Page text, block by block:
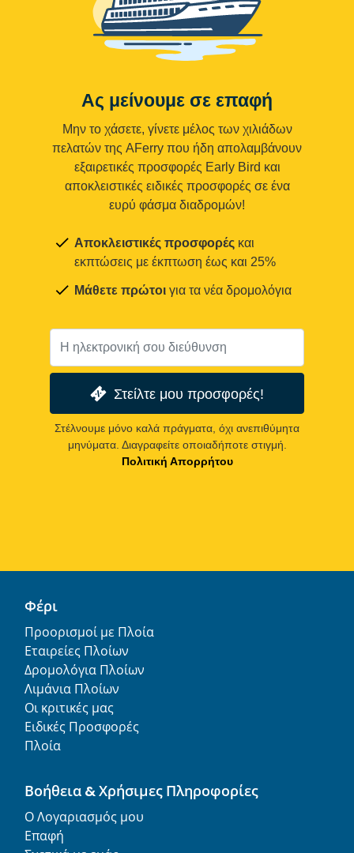
Ας μείνουμε σε επαφή
Μην το χάσετε, γίνετε μέλος των χιλιάδων
πελατών της AFerry που ήδη απολαμβάνουν
εξαιρετικές προσφορές Early Bird και
αποκλειστικές ειδικές προσφορές σε ένα
ευρύ φάσμα διαδρομών!
Αποκλειστικές προσφορές και
εκπτώσεις με έκπτωση έως και 25%
Μάθετε πρώτοι για τα νέα δρομολόγια
Στείλτε μου προσφορές!
Στέλνουμε μόνο καλά πράγματα, όχι ανεπιθύμητα
μηνύματα. Διαγραφείτε οποιαδήποτε στιγμή.
Πολιτική Απορρήτου
Φέρι
Προορισμοί με Πλοία
Εταιρείες Πλοίων
Δρομολόγια Πλοίων
Λιμάνια Πλοίων
Οι κριτικές μας
Ειδικές Προσφορές
Πλοία
Βοήθεια & Χρήσιμες Πληροφορίες
Ο Λογαριασμός μου
Επαφή